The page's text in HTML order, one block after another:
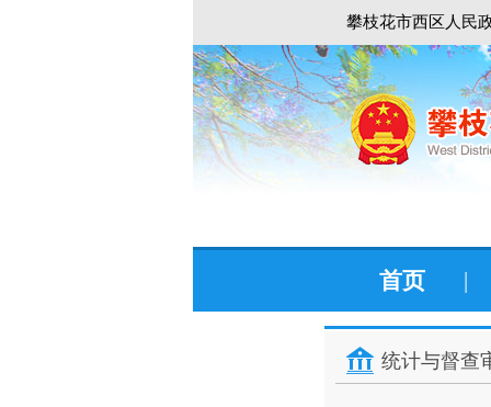
攀枝花市西区人民
首页 |
统计与督查